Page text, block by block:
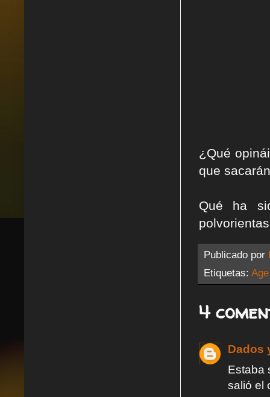
¿Qué
que
Qué ha
Publicado por
Etiquetas:
4
Dados
Estaba
salió el